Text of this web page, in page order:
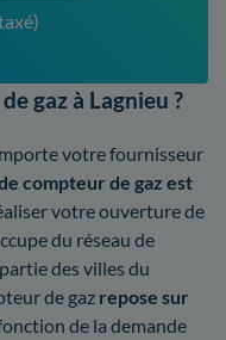
gaz à Lagnieu ?
votre fournisseur
compteur de gaz est
votre ouverture de
du réseau de
des villes du
de gaz repose sur
de la demande